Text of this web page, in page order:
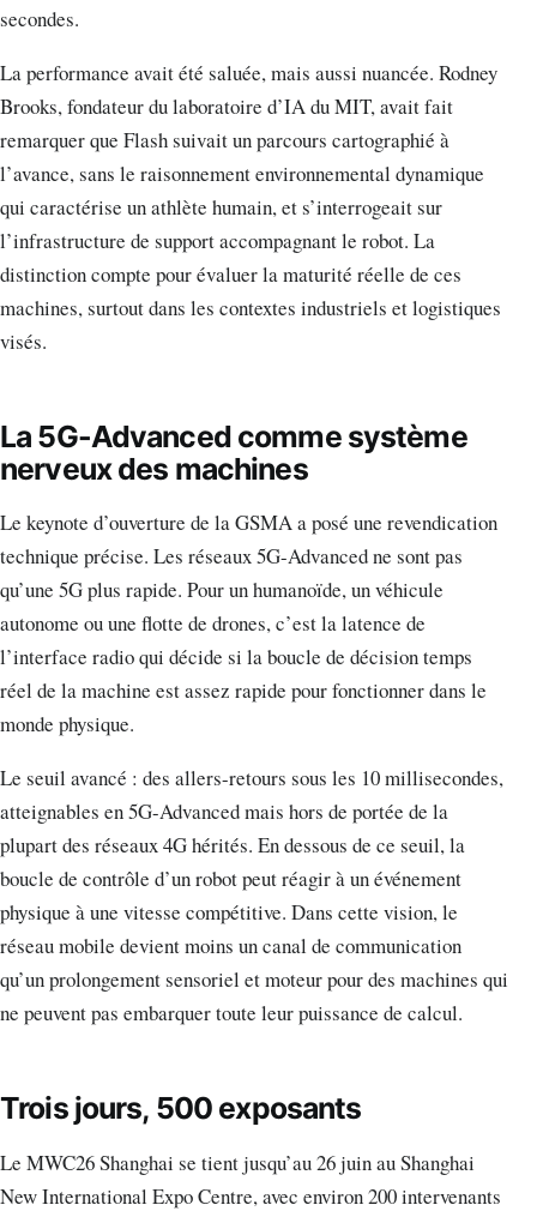
secondes.
La performance avait été saluée, mais aussi nuancée. Rodney
Brooks, fondateur du laboratoire d’IA du MIT, avait fait
remarquer que Flash suivait un parcours cartographié à
l’avance, sans le raisonnement environnemental dynamique
qui caractérise un athlète humain, et s’interrogeait sur
l’infrastructure de support accompagnant le robot. La
distinction compte pour évaluer la maturité réelle de ces
machines, surtout dans les contextes industriels et logistiques
visés.
La 5G-Advanced comme système
nerveux des machines
Le keynote d’ouverture de la GSMA a posé une revendication
technique précise. Les réseaux 5G-Advanced ne sont pas
qu’une 5G plus rapide. Pour un humanoïde, un véhicule
autonome ou une flotte de drones, c’est la latence de
l’interface radio qui décide si la boucle de décision temps
réel de la machine est assez rapide pour fonctionner dans le
monde physique.
Le seuil avancé : des allers-retours sous les 10 millisecondes,
atteignables en 5G-Advanced mais hors de portée de la
plupart des réseaux 4G hérités. En dessous de ce seuil, la
boucle de contrôle d’un robot peut réagir à un événement
physique à une vitesse compétitive. Dans cette vision, le
réseau mobile devient moins un canal de communication
qu’un prolongement sensoriel et moteur pour des machines qui
ne peuvent pas embarquer toute leur puissance de calcul.
Trois jours, 500 exposants
Le MWC26 Shanghai se tient jusqu’au 26 juin au Shanghai
New International Expo Centre, avec environ 200 intervenants